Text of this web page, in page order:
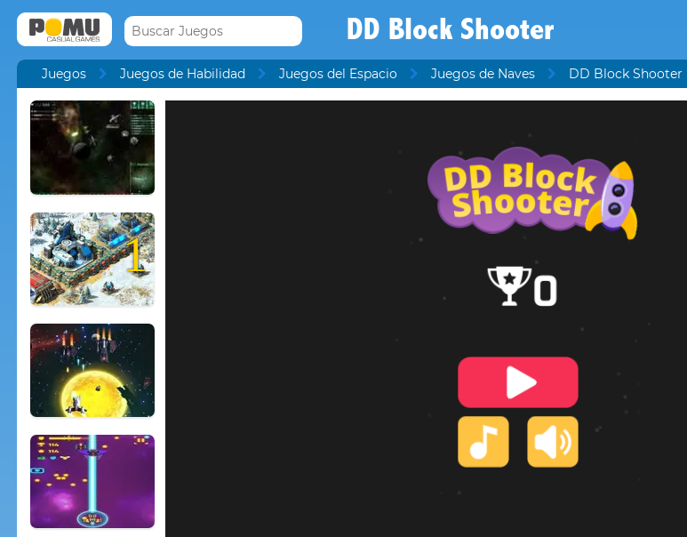
DD Block Shooter
Juegos Juegos de Habilidad Juegos del Espacio Juegos de Naves DD Block Shooter
1